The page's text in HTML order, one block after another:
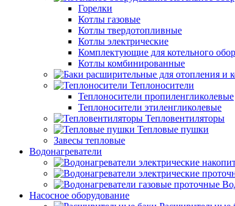
Горелки
Котлы газовые
Котлы твердотопливные
Котлы электрические
Комплектующие для котельного
Котлы комбинированные
Теплоносители
Теплоносители пропиленгликолевые
Теплоносители этиленгликолевые
Тепловентиляторы
Тепловые пушки
Завесы тепловые
Водонагреватели
Насосное оборудование